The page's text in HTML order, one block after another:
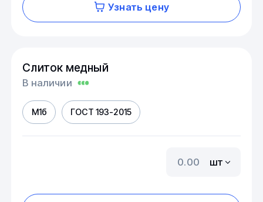
Узнать цену
Слиток медный
В наличии
М1б ГОСТ 193-2015
шт